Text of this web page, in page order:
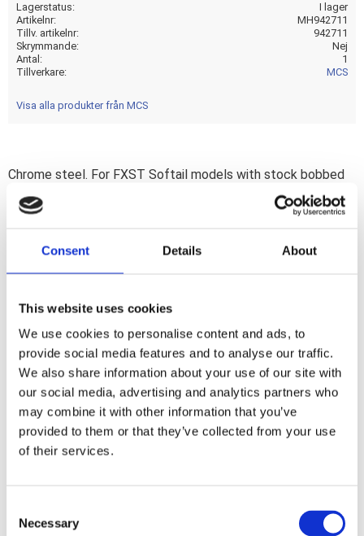
Consent Details About
This website uses cookies
We use cookies to personalise content and ads, to
provide social media features and to analyse our traffic.
We also share information about your use of our site with
our social media, advertising and analytics partners who
may combine it with other information that you’ve
provided to them or that they’ve collected from your use
of their services.
Necessary
Lagerstatus
I lager
Artikelnr
MH942711
Tillv. artikelnr
942711
Skrymmande
Nej
Antal
1
Tillverkare
MCS
Visa alla produkter från MCS
Chrome steel. For FXST Softail models with stock bobbed
(duck tail) rear fender. Fits with or without sissy bars and
takes a maximum weight of 4.5kg (10 lbs).
a
c
e
b
o
o
k
Omdömen
Du
Bli den första att lämna ett omdöme.